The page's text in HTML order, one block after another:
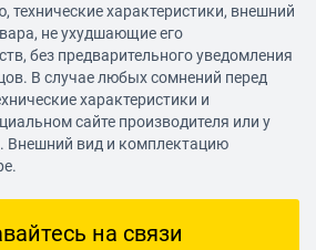
технические характеристики, внешний
не ухудшающие его
без предварительного уведомления
В случае любых сомнений перед
характеристики и
сайте производителя или у
Внешний вид и комплектацию
на связи